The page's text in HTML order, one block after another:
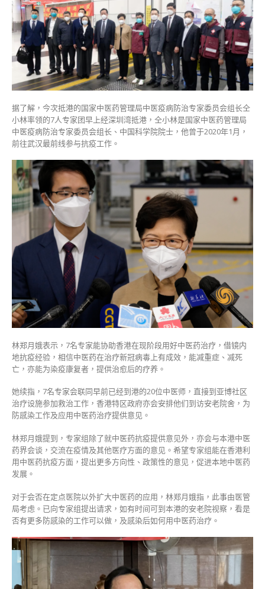
据了解，今次抵港的国家中医药管理局中医疫病防治专家委员会组长仝
小林率领的7人专家团早上经深圳湾抵港，仝小林是国家中医药管理局
中医疫病防治专家委员会组长、中国科学院院士，他曾于2020年1月，
前往武汉最前线参与抗疫工作。
林郑月娥表示，7名专家能协助香港在现阶段用好中医药治疗，借镜内
地抗疫经验，相信中医药在治疗新冠病毒上有成效，能减重症、减死
亡，亦能为染疫康复者，提供治愈后的疗养。
她续指，7名专家会联同早前已经到港的20位中医师，直接到亚博社区
治疗设施参加救治工作，香港特区政府亦会安排他们到访安老院舍，为
防感染工作及应用中医药治疗提供意见。
林郑月娥提到，专家组除了就中医药抗疫提供意见外，亦会与本港中医
药界会谈，交流在疫情及其他医疗方面的意见。希望专家组能在香港利
用中医药抗疫方面，提出更多方向性、政策性的意见，促进本地中医药
发展。
对于会否在定点医院以外扩大中医药的应用，林郑月娥指，此事由医管
局考虑。已向专家组提出请求，如有时间可到本港的安老院视察，看是
否有更多防感染的工作可以做，及感染后如何用中医药治疗。